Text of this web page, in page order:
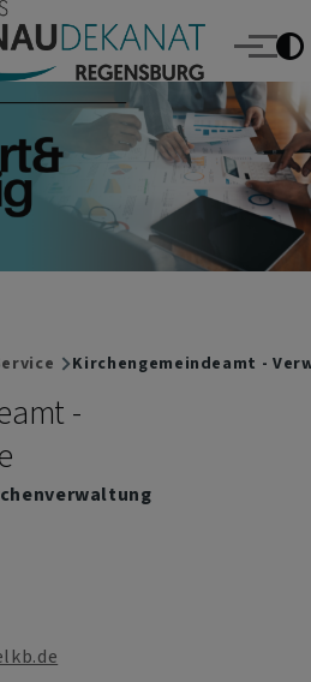
Regensburg
Menü
Kirchengemeindeamt -
-